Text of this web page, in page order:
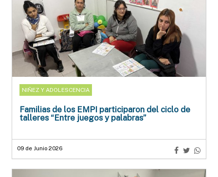
NIÑEZ Y ADOLESCENCIA
Familias de los EMPI participaron del ciclo de
talleres “Entre juegos y palabras”
09 de Junio 2026